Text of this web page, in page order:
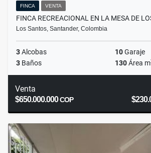
FINCA VENTA
FINCA RECREACIONAL EN LA MESA DE
Los Santos, Santander, Colombia
3Alcobas 10Garaje
3 Baños 130Área m
Venta
$650.000.000COP